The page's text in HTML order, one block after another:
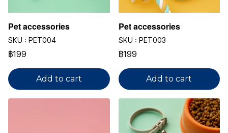
Pet accessories
SKU : PET004
฿199
Add to cart
Pet accessories
SKU : PET003
฿199
Add to cart